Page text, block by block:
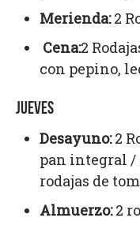
Merienda:2
Cena:2
con pepino,
JUEVES
Desayuno:2
pan integral /
rodajas de
Almuerzo:2